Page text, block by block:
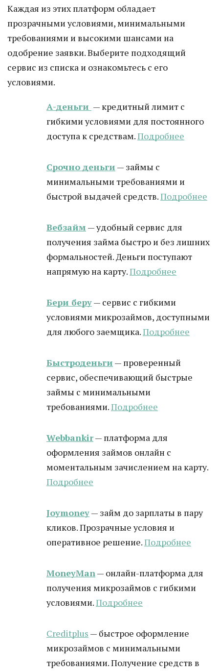
Каждая из этих платформ обладает
прозрачными условиями, минимальными
требованиями и высокими шансами на
одобрение заявки. Выберите подходящий
сервис из списка и ознакомьтесь с его
условиями.
А-деньги — кредитный лимит с
гибкими условиями для постоянного
доступа к средствам.Подробнее
Срочно деньги — займы с
минимальными требованиями и
быстрой выдачей средств.Подробнее
Вебзайм — удобный сервис для
получения займа быстро и без лишних
формальностей. Деньги поступают
напрямую на карту.Подробнее
Бери беру— сервис с гибкими
условиями микрозаймов, доступными
для любого заемщика.Подробнее
Быстроденьги — проверенный
сервис, обеспечивающий быстрые
займы с минимальными
требованиями.Подробнее
Webbankir— платформа для
оформления займов онлайн с
моментальным зачислением на карту.
Подробнее
Joymoney— займ до зарплаты в пару
кликов. Прозрачные условия и
оперативное решение.Подробнее
MoneyMan— онлайн-платформа для
получения микрозаймов с гибкими
условиями.Подробнее
Creditplus — быстрое оформление
микрозаймов с минимальными
требованиями. Получение средств в